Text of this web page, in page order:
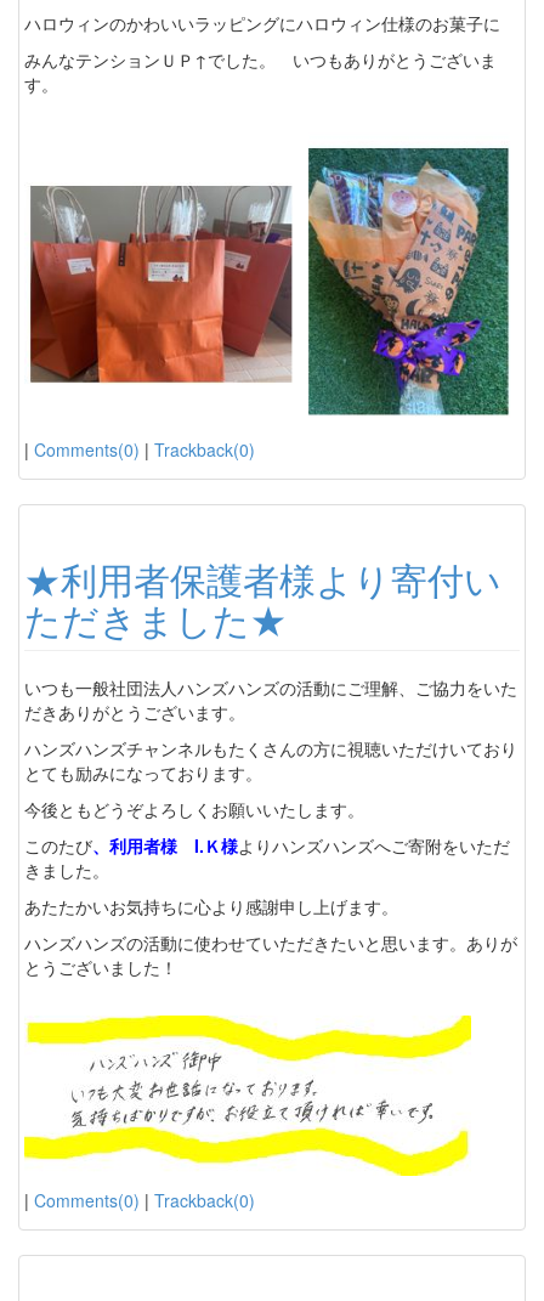
ハロウィンのかわいいラッピングにハロウィン仕様のお菓子に
みんなテンションＵＰ↑でした。 いつもありがとうございま
す。
| Comments(0) | Trackback(0)
★利用者保護者様より寄付い
ただきました★
いつも一般社団法人ハンズハンズの活動にご理解、ご協力をいた
だきありがとうございます。
ハンズハンズチャンネルもたくさんの方に視聴いただけいており
とても励みになっております。
今後ともどうぞよろしくお願いいたします。
このたび、利用者様 I.Ｋ様よりハンズハンズへご寄附をいただ
きました。
あたたかいお気持ちに心より感謝申し上げます。
ハンズハンズの活動に使わせていただきたいと思います。ありが
とうございました！
| Comments(0) | Trackback(0)